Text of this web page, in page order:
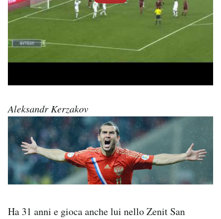
Aleksandr Kerzakov
Ha 31 anni e gioca anche lui nello Zenit San